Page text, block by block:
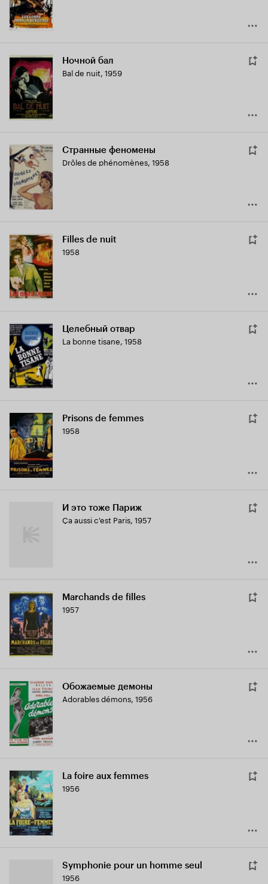
Ночной бал
Bal de nuit, 1959
Странные феномены
Drôles de phénomènes, 1958
Filles de nuit
1958
Целебный отвар
La bonne tisane, 1958
Prisons de femmes
1958
И это тоже Париж
Ça aussi c'est Paris, 1957
Marchands de filles
1957
Обожаемые демоны
Adorables démons, 1956
La foire aux femmes
1956
Symphonie pour un homme seul
1956